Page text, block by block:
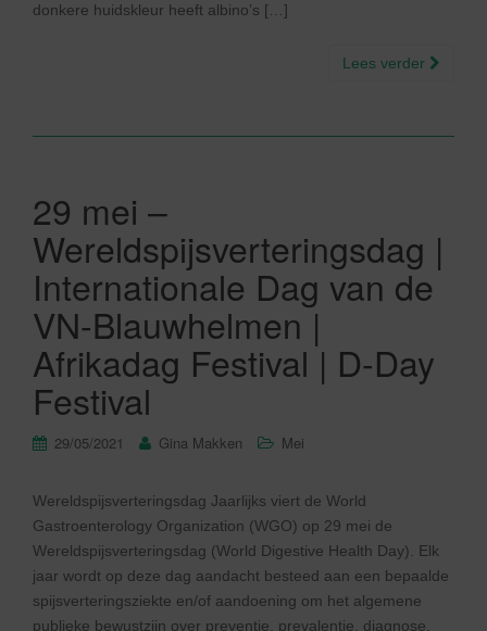
donkere huidskleur heeft albino’s […]
Lees verder
29 mei –
Wereldspijsverteringsdag |
Internationale Dag van de
VN-Blauwhelmen |
Afrikadag Festival | D-Day
Festival
29/05/2021 Gina Makken Mei
Wereldspijsverteringsdag Jaarlijks viert de World
Gastroenterology Organization (WGO) op 29 mei de
Wereldspijsverteringsdag (World Digestive Health Day). Elk
jaar wordt op deze dag aandacht besteed aan een bepaalde
spijsverteringsziekte en/of aandoening om het algemene
publieke bewustzijn over preventie, prevalentie, diagnose,